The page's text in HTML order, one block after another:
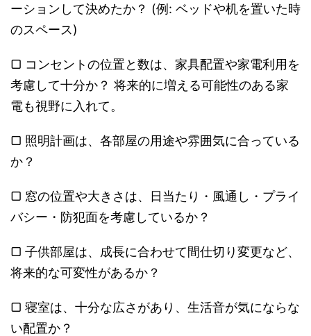
ーションして決めたか？ (例: ベッドや机を置いた時
のスペース)
▢ コンセントの位置と数は、家具配置や家電利用を
考慮して十分か？ 将来的に増える可能性のある家
電も視野に入れて。
▢ 照明計画は、各部屋の用途や雰囲気に合っている
か？
▢ 窓の位置や大きさは、日当たり・風通し・プライ
バシー・防犯面を考慮しているか？
▢ 子供部屋は、成長に合わせて間仕切り変更など、
将来的な可変性があるか？
▢ 寝室は、十分な広さがあり、生活音が気にならな
い配置か？